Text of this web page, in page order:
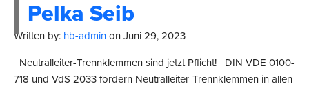
Pelka Seib
Written by: hb-admin on Juni 29, 2023
Neutralleiter-Trennklemmen sind jetzt Pflicht! DIN VDE 0100-
718 und VdS 2033 fordern Neutralleiter-Trennklemmen in allen